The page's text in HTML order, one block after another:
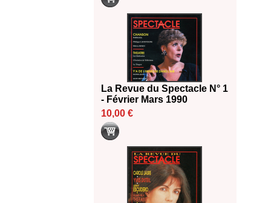
La Revue du Spectacle N° 1
- Février Mars 1990
10,00 €